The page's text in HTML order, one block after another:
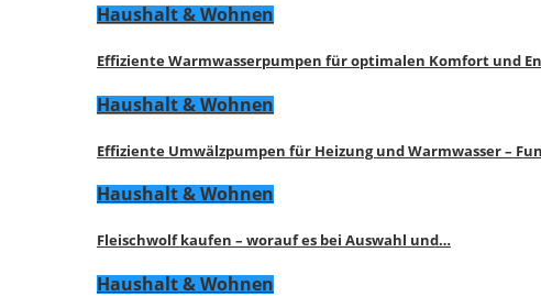
Haushalt & Wohnen
Effiziente Warmwasserpumpen für optimalen Komfort und
Haushalt & Wohnen
Effiziente Umwälzpumpen für Heizung und Warmwasser –
Haushalt & Wohnen
Fleischwolf kaufen – worauf es bei Auswahl und…
Haushalt & Wohnen